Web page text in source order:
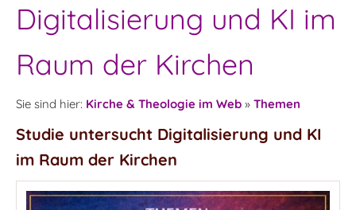
Digitalisierung und KI im
Raum der Kirchen
Sie sind hier: Kirche & Theologie im Web » Themen
Studie untersucht Digitalisierung und KI
im Raum der Kirchen